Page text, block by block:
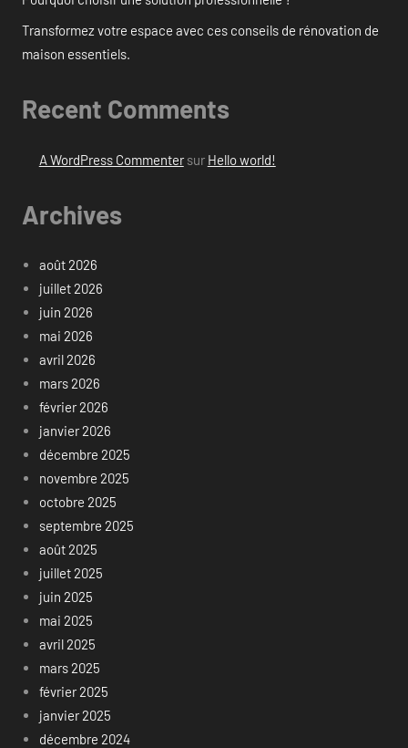
Transformez votre espace avec ces conseils de rénovation de
maison essentiels.
Recent Comments
A WordPress Commentersur Hello world!
Archives
août 2026
juillet 2026
juin 2026
mai 2026
avril 2026
mars 2026
février 2026
janvier 2026
décembre 2025
novembre 2025
octobre 2025
septembre 2025
août 2025
juillet 2025
juin 2025
mai 2025
avril 2025
mars 2025
février 2025
janvier 2025
décembre 2024